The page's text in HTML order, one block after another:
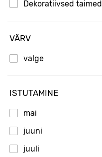
Dekoratiivsed taimed
VÄRV
valge
ISTUTAMINE
mai
juuni
juuli